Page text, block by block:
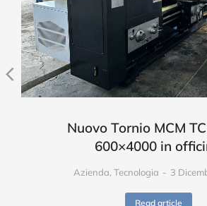
Nuovo Tornio MCM
600×4000 in
Azienda, Tecnologia 3
Read article